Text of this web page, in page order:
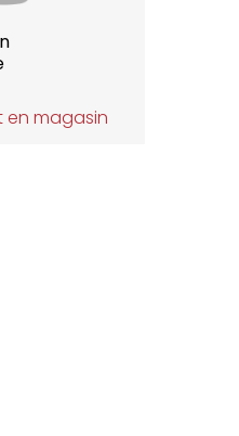
en magasin